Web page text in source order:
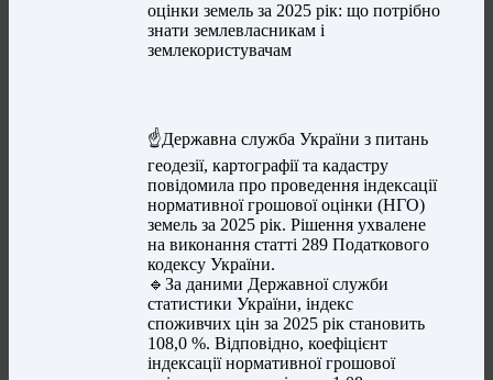
оцінки земель за 2025 рік: що потрібно
знати землевласникам і
землекористувачам
☝️Державна служба України з питань
геодезії, картографії та кадастру
повідомила про проведення індексації
нормативної грошової оцінки (НГО)
земель за 2025 рік. Рішення ухвалене
на виконання статті 289 Податкового
кодексу України.
🔹За даними Державної служби
статистики України, індекс
споживчих цін за 2025 рік становить
108,0 %. Відповідно, коефіцієнт
індексації нормативної грошової